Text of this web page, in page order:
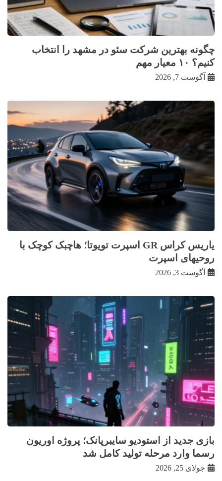
چگونه بهترین شرکت سئو در مشهد را انتخاب
کنیم؟ ۱۰ معیار مهم
آگوست 7, 2026
یاریس کراس GR اسپرت تویوتا؛ هاچبک کوچک با
روحیهای اسپرت
آگوست 3, 2026
بازی جدید از استودیو سایبرپانک؛ پروژه اوریون
رسما وارد مرحله تولید کامل شد
جولای 25, 2026